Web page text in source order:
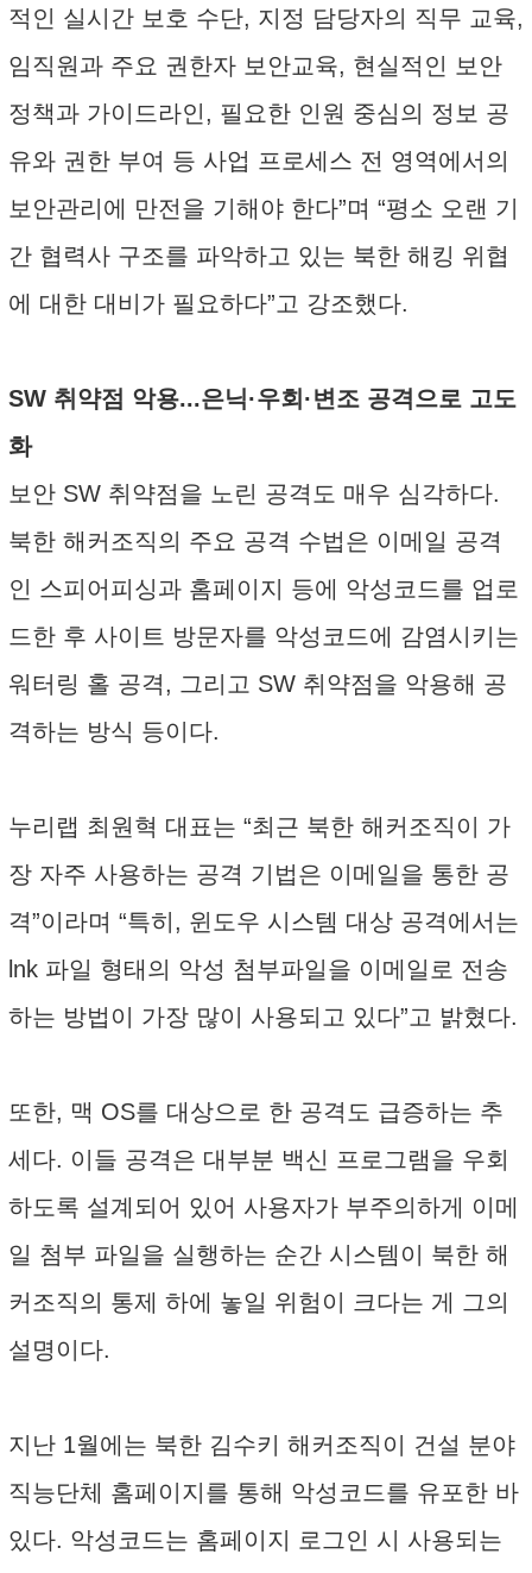
적인 실시간 보호 수단, 지정 담당자의 직무 교육,
임직원과 주요 권한자 보안교육, 현실적인 보안
정책과 가이드라인, 필요한 인원 중심의 정보 공
유와 권한 부여 등 사업 프로세스 전 영역에서의
보안관리에 만전을 기해야 한다”며 “평소 오랜 기
간 협력사 구조를 파악하고 있는 북한 해킹 위협
에 대한 대비가 필요하다”고 강조했다.
SW 취약점 악용...은닉·우회·변조 공격으로 고도
화
보안 SW 취약점을 노린 공격도 매우 심각하다.
북한 해커조직의 주요 공격 수법은 이메일 공격
인 스피어피싱과 홈페이지 등에 악성코드를 업로
드한 후 사이트 방문자를 악성코드에 감염시키는
워터링 홀 공격, 그리고 SW 취약점을 악용해 공
격하는 방식 등이다.
누리랩 최원혁 대표는 “최근 북한 해커조직이 가
장 자주 사용하는 공격 기법은 이메일을 통한 공
격”이라며 “특히, 윈도우 시스템 대상 공격에서는
lnk 파일 형태의 악성 첨부파일을 이메일로 전송
하는 방법이 가장 많이 사용되고 있다”고 밝혔다.
또한, 맥 OS를 대상으로 한 공격도 급증하는 추
세다. 이들 공격은 대부분 백신 프로그램을 우회
하도록 설계되어 있어 사용자가 부주의하게 이메
일 첨부 파일을 실행하는 순간 시스템이 북한 해
커조직의 통제 하에 놓일 위험이 크다는 게 그의
설명이다.
지난 1월에는 북한 김수키 해커조직이 건설 분야
직능단체 홈페이지를 통해 악성코드를 유포한 바
있다. 악성코드는 홈페이지 로그인 시 사용되는